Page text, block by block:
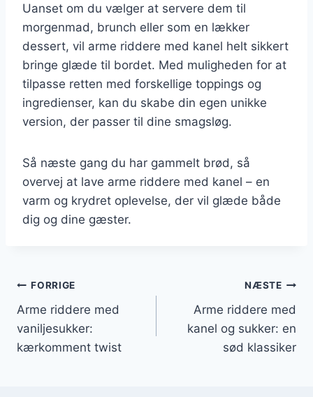
Uanset om du vælger at servere dem til
morgenmad, brunch eller som en lækker
dessert, vil arme riddere med kanel helt sikkert
bringe glæde til bordet. Med muligheden for at
tilpasse retten med forskellige toppings og
ingredienser, kan du skabe din egen unikke
version, der passer til dine smagsløg.
Så næste gang du har gammelt brød, så
overvej at lave arme riddere med kanel – en
varm og krydret oplevelse, der vil glæde både
dig og dine gæster.
Indlægsnavigation
FORRIGE
Arme riddere med
vaniljesukker:
kærkomment twist
NÆSTE
Arme riddere med
kanel og sukker: en
sød klassiker